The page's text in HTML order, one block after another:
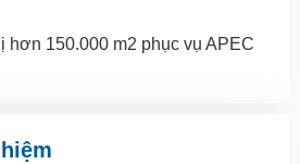
hơn 150.000 m2 phục vụ APEC